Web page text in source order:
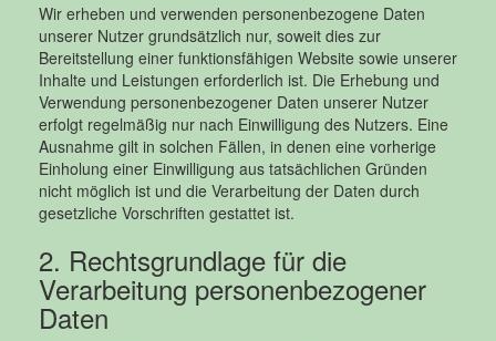
Wir erheben und verwenden personenbezogene Daten
unserer Nutzer grundsätzlich nur, soweit dies zur
Bereitstellung einer funktionsfähigen Website sowie unserer
Inhalte und Leistungen erforderlich ist. Die Erhebung und
Verwendung personenbezogener Daten unserer Nutzer
erfolgt regelmäßig nur nach Einwilligung des Nutzers. Eine
Ausnahme gilt in solchen Fällen, in denen eine vorherige
Einholung einer Einwilligung aus tatsächlichen Gründen
nicht möglich ist und die Verarbeitung der Daten durch
gesetzliche Vorschriften gestattet ist.
2. Rechtsgrundlage für die
Verarbeitung personenbezogener
Daten